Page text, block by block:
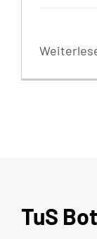
TuS